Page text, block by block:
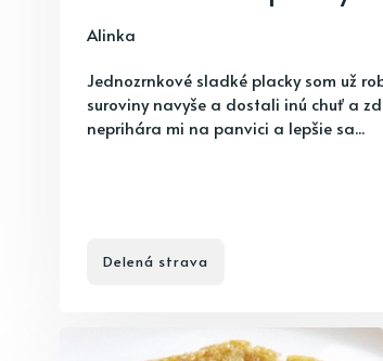
Alinka
Jednozrnkové sladké placky som už
suroviny navyše a dostali inú chuť a
neprihára mi na panvici a lepšie sa...
Delená strava